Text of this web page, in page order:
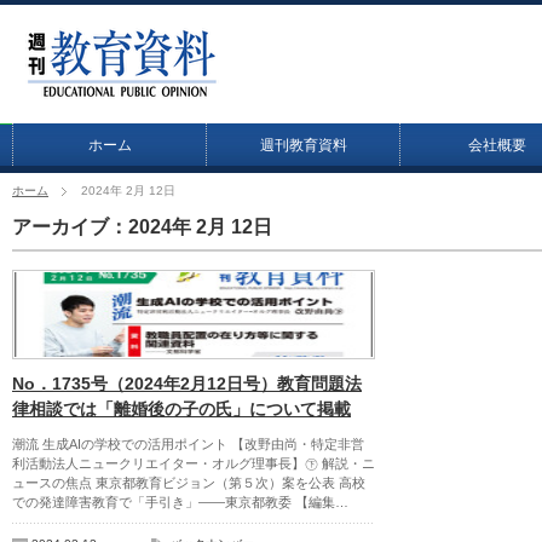
ホーム 週刊教育資料 会社概要
ホーム 2024年 2月 12日
アーカイブ：2024年 2月 12日
No．1735号（2024年2月12日号）教育問題法
律相談では「離婚後の子の氏」について掲載
潮流 生成AIの学校での活用ポイント 【改野由尚・特定非営
利活動法人ニュークリエイター・オルグ理事長】㊦ 解説・ニ
ュースの焦点 東京都教育ビジョン（第５次）案を公表 高校
での発達障害教育で「手引き」――東京都教委 【編集…